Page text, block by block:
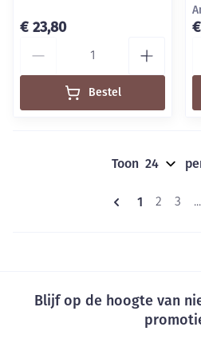
€ 23,80
Bestel
U lees
1 Pagina
2 3 ...
Toon
Blijf op de hoogte van